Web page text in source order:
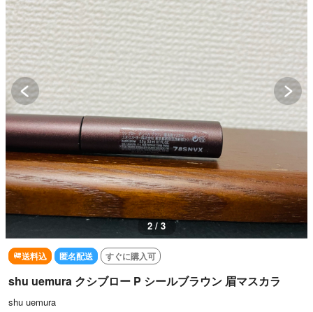
2 / 3
送料込 匿名配送 すぐに購入可
shu uemura クシブロー P シールブラウン 眉マスカラ
shu uemura